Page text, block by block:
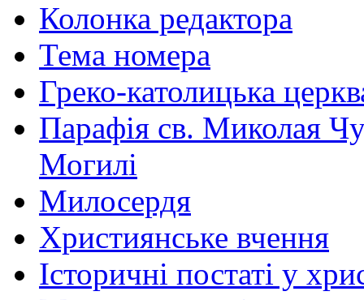
Колонка редактора
Тема номера
Греко-католицька
Парафія св. Миколая
Могилі
Милосердя
Християнське вчення
Історичні постаті у